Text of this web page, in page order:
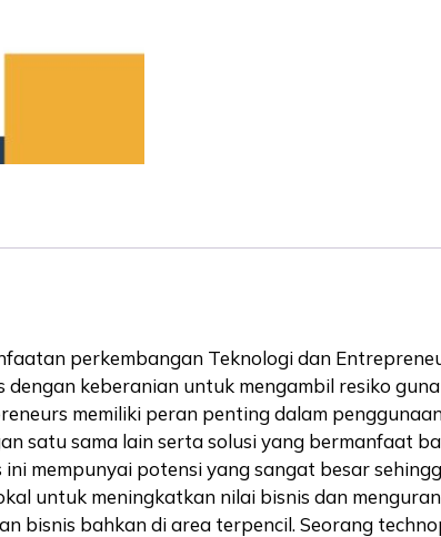
perkembangan Teknologi dan
keberanian untuk mengambil resiko
memiliki peran penting dalam
satu sama lain serta solusi yang bermanfaat
mempunyai potensi yang sangat besar
untuk meningkatkan nilai bisnis dan
bisnis bahkan di area terpencil. Seorang